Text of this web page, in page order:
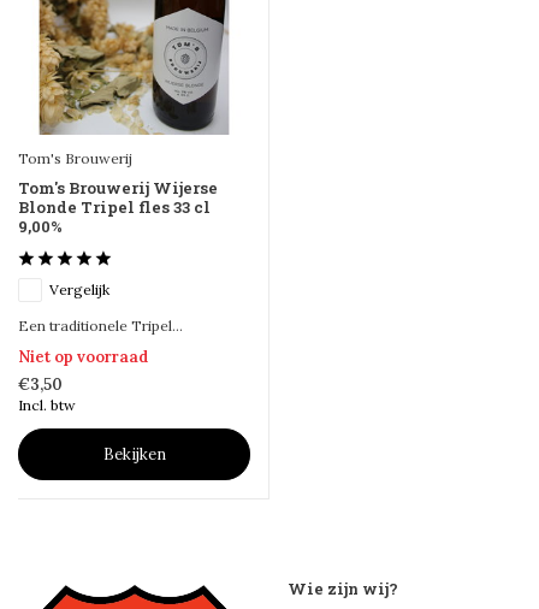
Tom's Brouwerij
Tom's Brouwerij Wijerse
Blonde Tripel fles 33 cl
9,00%
Vergelijk
Een traditionele Tripel...
Niet op voorraad
€3,50
Incl. btw
Bekijken
Wie zijn wij?